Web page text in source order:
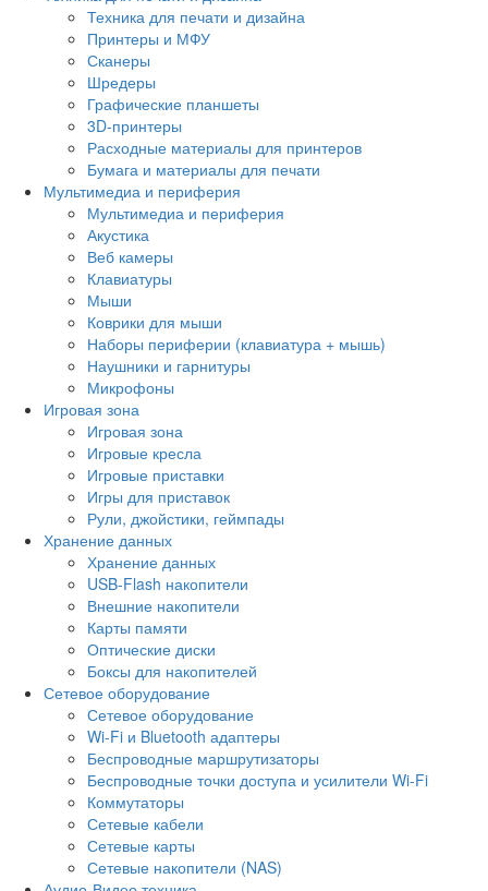
Техника для печати и дизайна
Принтеры и МФУ
Сканеры
Шредеры
Графические планшеты
3D-принтеры
Расходные материалы для принтеров
Бумага и материалы для печати
Мультимедиа и периферия
Мультимедиа и периферия
Акустика
Веб камеры
Клавиатуры
Мыши
Коврики для мыши
Наборы периферии (клавиатура + мышь)
Наушники и гарнитуры
Микрофоны
Игровая зона
Игровая зона
Игровые кресла
Игровые приставки
Игры для приставок
Рули, джойстики, геймпады
Хранение данных
Хранение данных
USB-Flash накопители
Внешние накопители
Карты памяти
Оптические диски
Боксы для накопителей
Сетевое оборудование
Сетевое оборудование
Wi-Fi и Bluetooth адаптеры
Беспроводные маршрутизаторы
Беспроводные точки доступа и усилители Wi-Fi
Коммутаторы
Сетевые кабели
Сетевые карты
Сетевые накопители (NAS)